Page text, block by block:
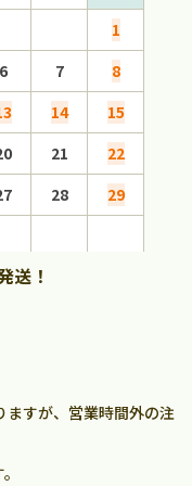
1
6 7
8
14
15
21
22
28
29
送！
ますが、営業時間外の注